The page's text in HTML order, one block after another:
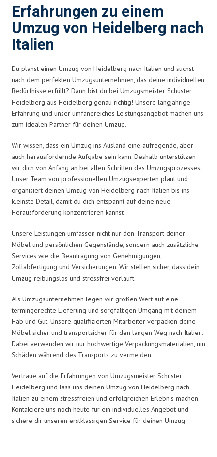
Erfahrungen zu einem
Umzug von Heidelberg nach
Italien
Du planst einen Umzug von Heidelberg nach Italien und suchst
nach dem perfekten Umzugsunternehmen, das deine individuellen
Bedürfnisse erfüllt? Dann bist du bei Umzugsmeister Schuster
Heidelberg aus Heidelberg genau richtig! Unsere langjährige
Erfahrung und unser umfangreiches Leistungsangebot machen uns
zum idealen Partner für deinen Umzug.
Wir wissen, dass ein Umzug ins Ausland eine aufregende, aber
auch herausfordernde Aufgabe sein kann. Deshalb unterstützen
wir dich von Anfang an bei allen Schritten des Umzugsprozesses.
Unser Team von professionellen Umzugsexperten plant und
organisiert deinen Umzug von Heidelberg nach Italien bis ins
kleinste Detail, damit du dich entspannt auf deine neue
Herausforderung konzentrieren kannst.
Unsere Leistungen umfassen nicht nur den Transport deiner
Möbel und persönlichen Gegenstände, sondern auch zusätzliche
Services wie die Beantragung von Genehmigungen,
Zollabfertigung und Versicherungen. Wir stellen sicher, dass dein
Umzug reibungslos und stressfrei verläuft.
Als Umzugsunternehmen legen wir großen Wert auf eine
termingerechte Lieferung und sorgfältigen Umgang mit deinem
Hab und Gut. Unsere qualifizierten Mitarbeiter verpacken deine
Möbel sicher und transportsicher für den langen Weg nach Italien.
Dabei verwenden wir nur hochwertige Verpackungsmaterialien, um
Schäden während des Transports zu vermeiden.
Vertraue auf die Erfahrungen von Umzugsmeister Schuster
Heidelberg und lass uns deinen Umzug von Heidelberg nach
Italien zu einem stressfreien und erfolgreichen Erlebnis machen.
Kontaktiere uns noch heute für ein individuelles Angebot und
sichere dir unseren erstklassigen Service für deinen Umzug!